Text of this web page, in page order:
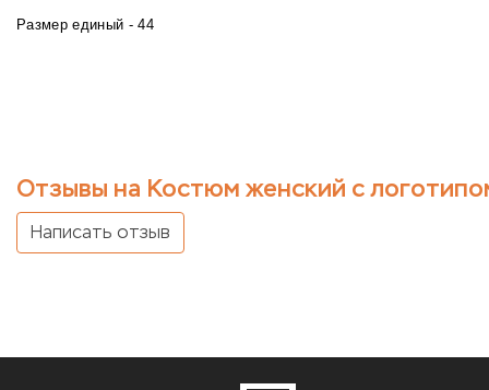
Размер единый - 44
Отзывы на Костюм женский с
Написать отзыв